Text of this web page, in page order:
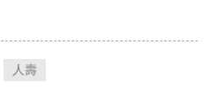
人壽